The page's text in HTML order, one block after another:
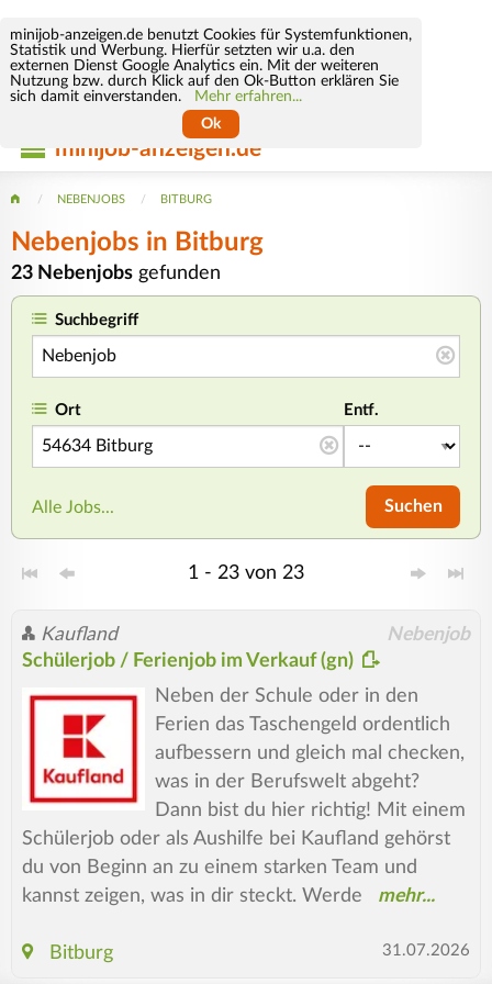
minijob-anzeigen.de benutzt Cookies für Systemfunktionen,
Statistik und Werbung. Hierfür setzten wir u.a. den
externen Dienst Google Analytics ein. Mit der weiteren
Nutzung bzw. durch Klick auf den Ok-Button erklären Sie
sich damit einverstanden.
Mehr erfahren...
Ok
minijob-anzeigen.de
NEBENJOBS BITBURG
Nebenjobs in Bitburg
23 Nebenjobs gefunden
Suchbegriff
Ort Entf.
Alle Jobs... Suchen
1 - 23 von 23
Kaufland Nebenjob
Schülerjob / Ferienjob im Verkauf (gn)
Neben der Schule oder in den
Ferien das Taschengeld ordentlich
aufbessern und gleich mal checken,
was in der Berufswelt abgeht?
Dann bist du hier richtig! Mit einem
Schülerjob oder als Aushilfe bei Kaufland gehörst
du von Beginn an zu einem starken Team und
kannst zeigen, was in dir steckt. Werde
Bitburg 31.07.2026